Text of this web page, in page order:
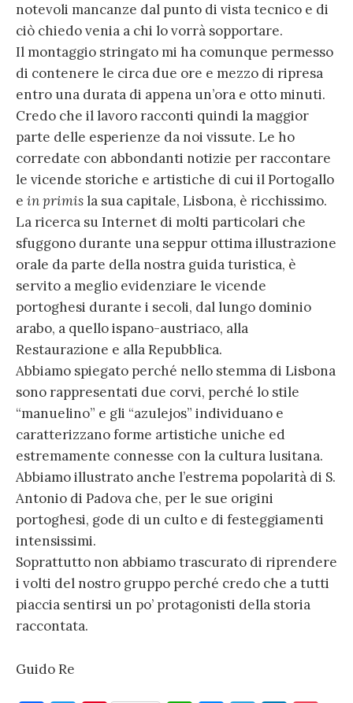
notevoli mancanze dal punto di vista tecnico e di
ciò chiedo venia a chi lo vorrà sopportare.
Il montaggio stringato mi ha comunque permesso
di contenere le circa due ore e mezzo di ripresa
entro una durata di appena un’ora e otto minuti.
Credo che il lavoro racconti quindi la maggior
parte delle esperienze da noi vissute. Le ho
corredate con abbondanti notizie per raccontare
le vicende storiche e artistiche di cui il Portogallo
e in primisla sua capitale, Lisbona, è ricchissimo.
La ricerca su Internet di molti particolari che
sfuggono durante una seppur ottima illustrazione
orale da parte della nostra guida turistica, è
servito a meglio evidenziare le vicende
portoghesi durante i secoli, dal lungo dominio
arabo, a quello ispano-austriaco, alla
Restaurazione e alla Repubblica.
Abbiamo spiegato perché nello stemma di Lisbona
sono rappresentati due corvi, perché lo stile
“manuelino” e gli “azulejos” individuano e
caratterizzano forme artistiche uniche ed
estremamente connesse con la cultura lusitana.
Abbiamo illustrato anche l’estrema popolarità di S.
Antonio di Padova che, per le sue origini
portoghesi, gode di un culto e di festeggiamenti
intensissimi.
Soprattutto non abbiamo trascurato di riprendere
i volti del nostro gruppo perché credo che a tutti
piaccia sentirsi un po’ protagonisti della storia
raccontata.
Guido Re